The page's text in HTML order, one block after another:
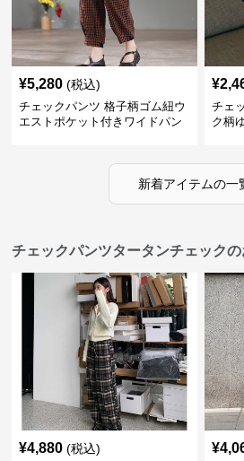
¥5,280 (税込)
チェックパンツ 格子柄ゴム紐ウ
エストポケット付きワイドパン
¥
チェ
ク柄
新着アイテムの一
チェックパンツタータンチェック
¥4,880 (税込) ¥